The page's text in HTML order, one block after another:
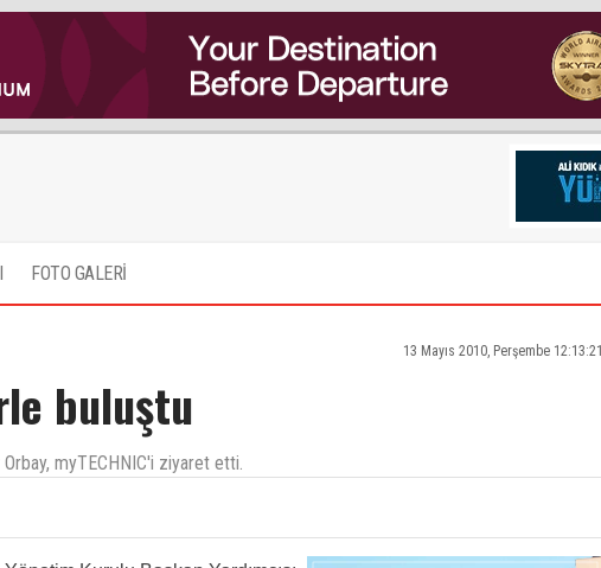
FOTO GALERİ
13 Mayıs 2010, Perşembe 12:13:21
buluştu
myTECHNIC'i ziyaret etti.
tesekkur ederim........! Ote yandan diger baslikta olan pasaport fiyatlariyla ilgili olan butun
cok sey var ancak kavrayabilecegimiz hic birsey yok..saygilarimla
savasmistir ve daha sonra tehris olmayip ilave 3 yil mecburi askerlik yapmistir! Saygilarimla arz